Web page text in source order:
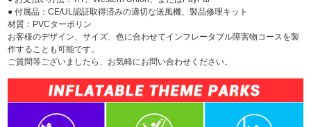
● 付属品：CE/UL認証取得済みの適切な送風機、製品修理キット
材質：PVCターポリン
お客様のデザイン、サイズ、色に合わせてインフレータブル障害物コースを製
作することも可能です。
ご質問等ございましたら、お気軽にお問い合わせください。